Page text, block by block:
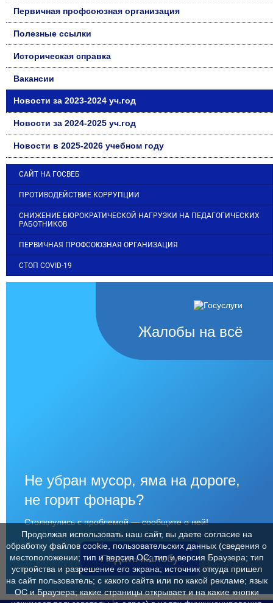
Первичная профсоюзная организация
Полезные ссылки
Историческая справка
Вакансии
Новости за 2023-2024 уч.год
Новости за 2024-2025 уч.год
Новости в 2025-2026 учебном году
САЙТ НА ГОСВЕБ
ПРОТИВОДЕЙСТВИЕ КОРРУПЦИИ
СНИЖЕНИЕ БЮРОКРАТИЧЕСКОЙ НАГРУЗКИ НА ПЕДАГОГИЧЕСКИХ
РАБОТНИКОВ
ПЕРВИЧНАЯ ПРОФСОЮЗНАЯ ОРГАНИЗАЦИЯ
СТОП COVID-19
Жалобы на всё
Не убран мусор, яма на дороге,
не горит фонарь?
Столкнулись с проблемой — сообщите о ней!
Подать жалобу
Продолжая использовать наш сайт, вы даете согласие на
обработку файлов cookie, пользовательских данных (сведения о
местоположении; тип и версия ОС; тип и версия Браузера; тип
устройства и разрешение его экрана; источник откуда пришел
на сайт пользователь; с какого сайта или по какой рекламе; язык
ОС и Браузера; какие страницы открывает и на какие кнопки